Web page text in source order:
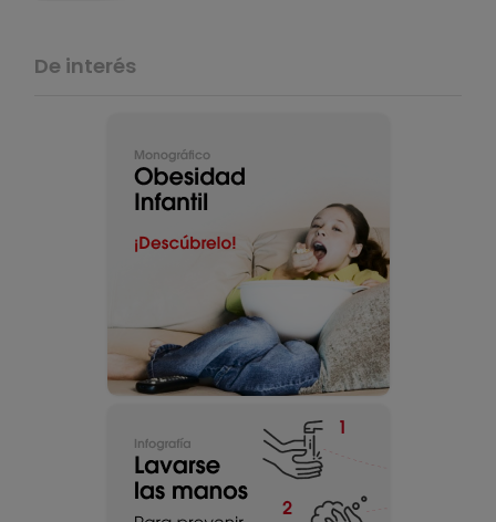
De interés